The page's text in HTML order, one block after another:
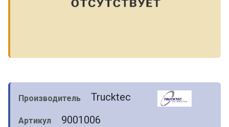
Производитель Trucktec
Артикул 9001006